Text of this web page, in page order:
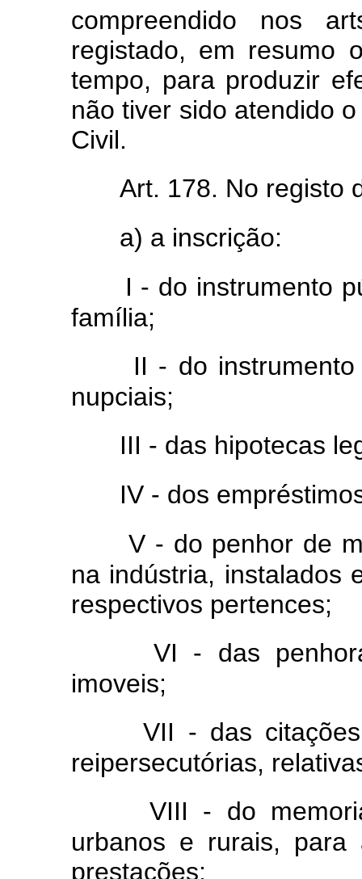
compreendido nos
registado, em resumo
tempo, para produzir
não tiver sido atendido
Civil.
Art. 178. No registo
a) a inscrição:
I - do instrumento
família;
II - do
nupciais;
III - das hipotecas
IV - dos
V - do penhor de
na indústria, instalados
respectivos pertences;
VI - das
imoveis;
VII - das
reipersecutórias,
VIII - do
urbanos e rurais,
prestações;